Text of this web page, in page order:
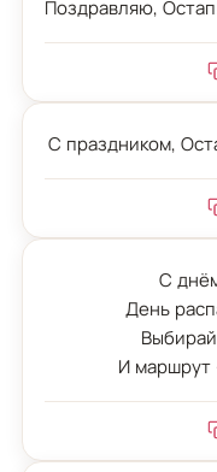
Поздравляю,
С праздником,
С
День
И маршрут